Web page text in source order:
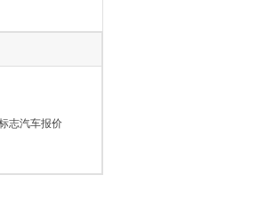
志汽车报价